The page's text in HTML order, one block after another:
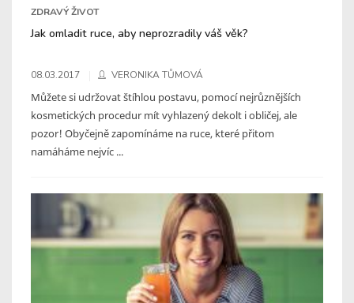
ZDRAVÝ ŽIVOT
Jak omladit ruce, aby neprozradily váš věk?
08.03.2017 VERONIKA TŮMOVÁ
Můžete si udržovat štíhlou postavu, pomocí nejrůznějších
kosmetických procedur mít vyhlazený dekolt i obličej, ale
pozor! Obyčejně zapomínáme na ruce, které přitom
namáháme nejvíc ...